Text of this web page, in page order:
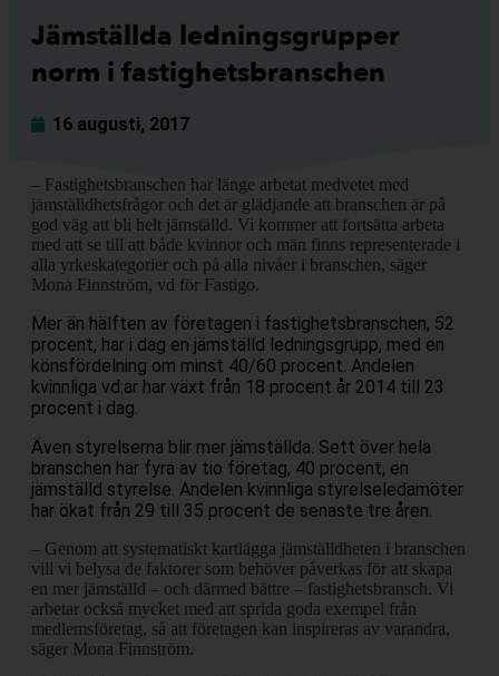
Jämställda ledningsgrupper
norm i fastighetsbranschen
16 augusti, 2017
– Fastighetsbranschen har länge arbetat medvetet med
jämställdhetsfrågor och det är glädjande att branschen är på
god väg att bli helt jämställd. Vi kommer att fortsätta arbeta
med att se till att både kvinnor och män finns representerade i
alla yrkeskategorier och på alla nivåer i branschen, säger
Mona Finnström, vd för Fastigo.
Mer än hälften av företagen i fastighetsbranschen, 52
procent, har i dag en jämställd ledningsgrupp, med en
könsfördelning om minst 40/60 procent. Andelen
kvinnliga vd:ar har växt från 18 procent år 2014 till 23
procent i dag.
Även styrelserna blir mer jämställda. Sett över hela
branschen har fyra av tio företag, 40 procent, en
jämställd styrelse. Andelen kvinnliga styrelseledamöter
har ökat från 29 till 35 procent de senaste tre åren.
– Genom att systematiskt kartlägga jämställdheten i branschen
vill vi belysa de faktorer som behöver påverkas för att skapa
en mer jämställd – och därmed bättre – fastighetsbransch. Vi
arbetar också mycket med att sprida goda exempel från
medlemsföretag, så att företagen kan inspireras av varandra,
säger Mona Finnström.